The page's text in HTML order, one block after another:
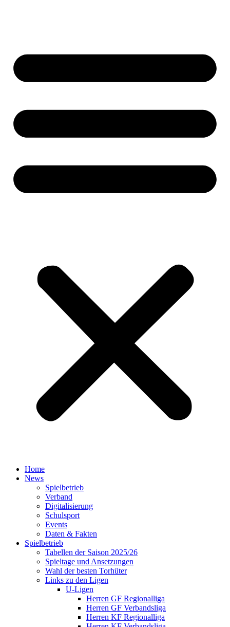
Home
News
Spielbetrieb
Verband
Digitalisierung
Schulsport
Events
Daten & Fakten
Spielbetrieb
Tabellen der Saison 2025/26
Spieltage und Ansetzungen
Wahl der besten Torhüter
Links zu den Ligen
U-Ligen
Herren GF Regionalliga
Herren GF Verbandsliga
Herren KF Regionalliga